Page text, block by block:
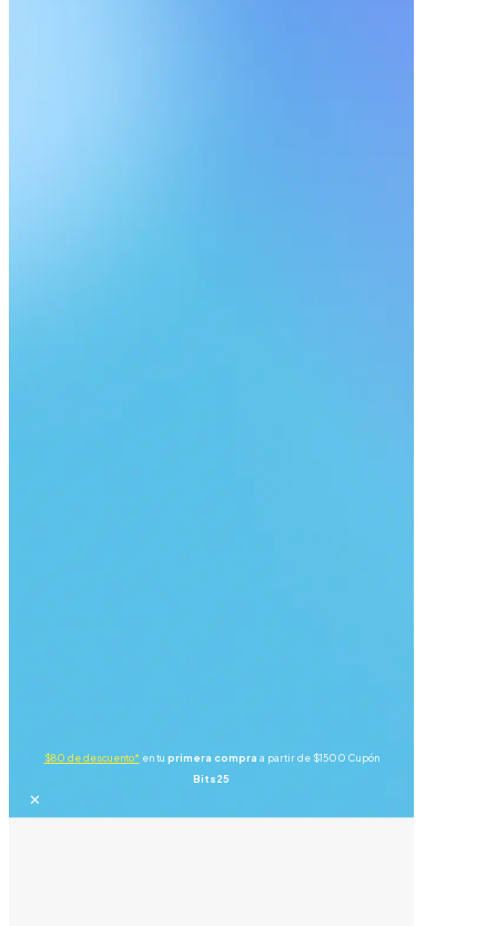
$80 de descuento* en tu primera compra a partir de $1500 Cupón
Bits25
✕